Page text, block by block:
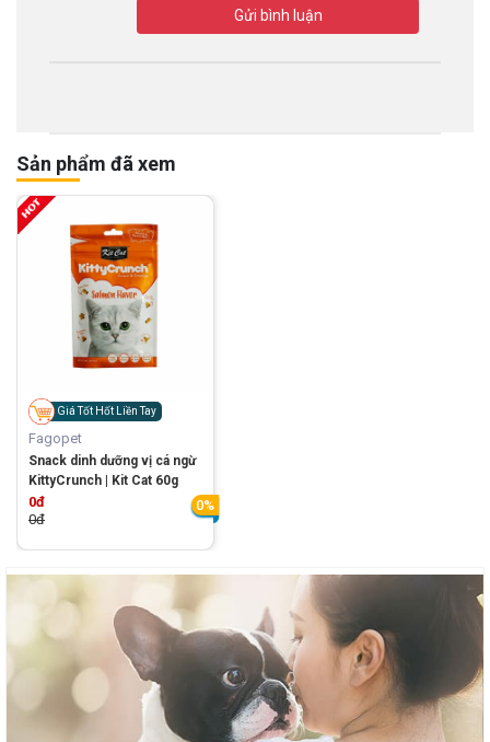
Gửi bình luận
Sản phẩm đã xem
Giá Tốt Hốt Liền Tay
Fagopet
Snack dinh dưỡng vị cá ngừ
KittyCrunch | Kit Cat 60g
0đ
0đ
0%